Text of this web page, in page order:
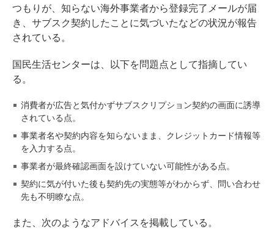
つもりが、知らない海外事業者から登録完了メールが届
き、サブスク契約したことに気づいたなどの状況が報告
されている。
国民生活センターは、以下を問題点として指摘してい
る。
消費者が広告と気付かずサブスクリプション契約の画面に誘導
されている点。
事業者名や契約内容を知らないまま、クレジットカード情報等
を入力する点。
事業者が最終確認画面を設けていない可能性がある点。
契約に気が付いた後も契約先の実態等がわからず、問い合わせ
先も不明瞭な点。
また、次のようなアドバイスを掲載している。